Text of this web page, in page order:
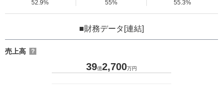
52.9%
55% 55.3%
■財務データ[連結]
売上高 ？
39億2,700万円